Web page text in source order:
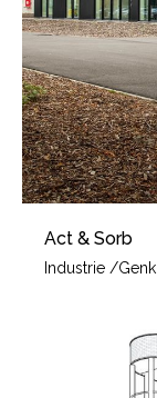
Act & Sorb
Industrie /Genk